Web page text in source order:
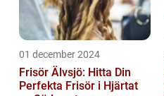
01 december 2024
Frisör Älvsjö: Hitta Din
Perfekta Frisör i Hjärtat